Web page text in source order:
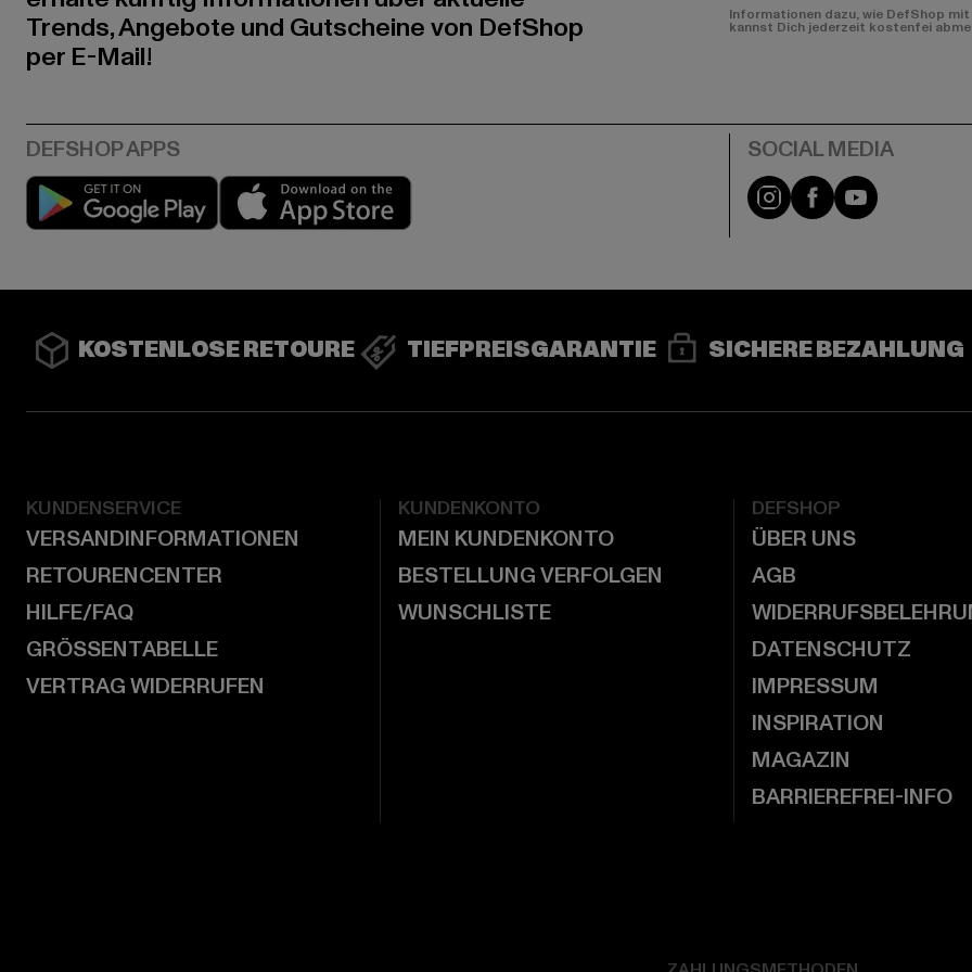
Trends, Angebote und Gutscheine von DefShop
per E-Mail!
Informationen dazu, wie DefShop
kannst Dich jederzeit kostenfei
Play market Instagram
FacebookYouTube
KOSTENLOSE RETOURE TIEFPREISGARANTIE SICHERE BEZAHLUNG
KUNDENSERVICE
VERSANDINFORMATIONEN
RETOURENCENTER
HILFE/FAQ
GRÖSSENTABELLE
VERTRAG WIDERRUFEN
KUNDENKONTO
MEIN KUNDENKONTO
BESTELLUNG VERFOLGEN
WUNSCHLISTE
DEFSHOP
ÜBER UNS
AGB
DATENSCHUTZ
IMPRESSUM
INSPIRATION
MAGAZIN
BARRIEREFREI-INFO